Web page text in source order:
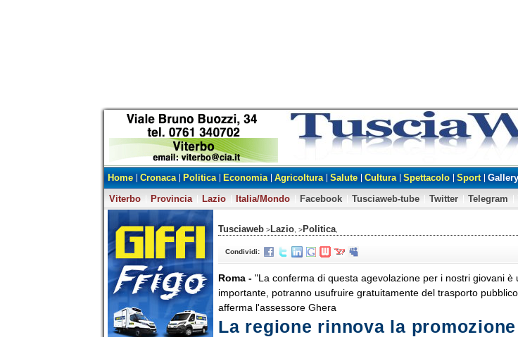
Home Cronaca Politica Economia Agricoltura Salute Cultura Spettacolo Sport Gallery
Viterbo
Provincia Lazio Italia/Mondo Facebook Tusciaweb-tube Twitter Telegram
Tusciaweb >Lazio , >Politica
Condividi:
Roma - "La conferma di questa agevolazione per i nostri giovani è
importante, potranno usufruire gratuitamente del trasporto
afferma l'assessore Ghera
La regione rinnova la